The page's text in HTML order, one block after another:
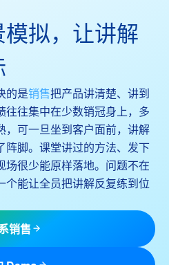
拟，让讲解
的是销售把产品讲清楚、讲到
往往集中在少数销冠身上，多
，可一旦坐到客户面前，讲解
阵脚。课堂讲过的方法、发下
场很少能原样落地。问题不在
个能让全员把讲解反复练到位
销售